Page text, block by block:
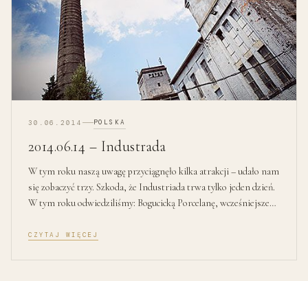
30.06.2014 POLSKA
2014.06.14 – Industrada
W tym roku naszą uwagę przyciągnęło kilka atrakcji – udało nam
się zobaczyć trzy. Szkoda, że Industriada trwa tylko jeden dzień.
W tym roku odwiedziliśmy: Bogucicką Porcelanę, wcześniejsze…
CZYTAJ WIĘCEJ